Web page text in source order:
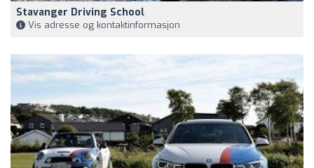
Stavanger Driving School
Vis adresse og kontaktinformasjon